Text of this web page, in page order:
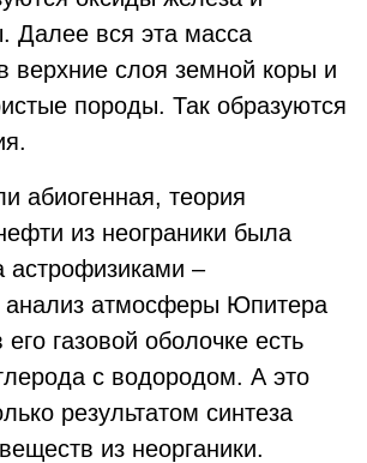
Далее вся эта масса
верхние слоя земной коры и
породы. Так образуются
абиогенная, теория
из неограники была
астрофизиками –
анализ атмосферы Юпитера
его газовой оболочке есть
с водородом. А это
результатом синтеза
из неорганики.